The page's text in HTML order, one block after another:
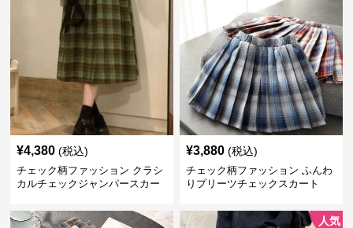
¥4,380 (税込)
チェック柄ファッション クラシ
カルチェックジャンパースカー
¥3,880 (税込)
チェック柄ファッション ふんわ
りプリーツチェックスカート
人気